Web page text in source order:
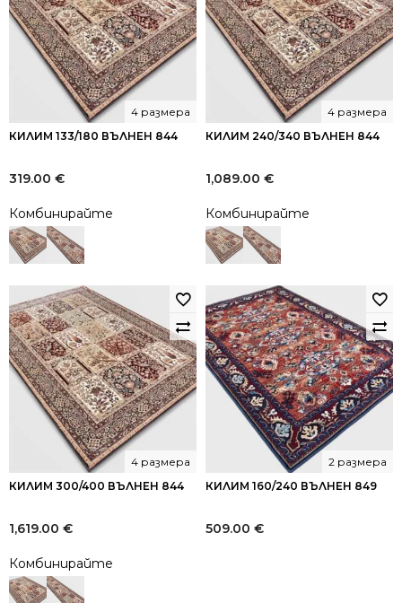
КИЛИМ 133/180 ВЪЛНЕН 844
4 размера
319.00 €
Комбинирайте
КИЛИМ 240/340 ВЪЛНЕН 844
4 размера
1,089.00 €
Комбинирайте
КИЛИМ 300/400 ВЪЛНЕН 844
4 размера
1,619.00 €
Комбинирайте
КИЛИМ 160/240 ВЪЛНЕН 849
2 размера
509.00 €